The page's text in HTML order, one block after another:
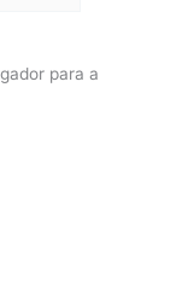
para a